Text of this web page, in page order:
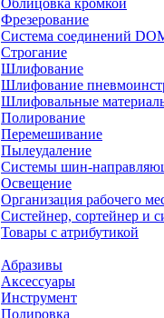
Облицовка кромкой
Фрезерование
Система соединений
Строгание
Шлифование
Шлифование
Шлифовальные
Полирование
Перемешивание
Пылеудаление
Системы шин-
Освещение
Организация рабочего
Систейнер, сортейнер и
Товары с атрибутикой
Абразивы
Аксессуары
Инструмент
Полировка